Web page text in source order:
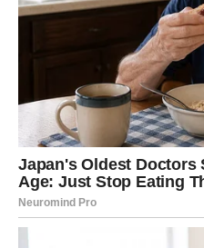
period kada treba da
ona voditi ka pravim
Poslovni uspesi
Na poslovnom planu
prilike da pokažete koliko
okruženja konačno će
truda ulažete.